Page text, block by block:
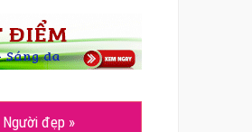
Người đẹp »